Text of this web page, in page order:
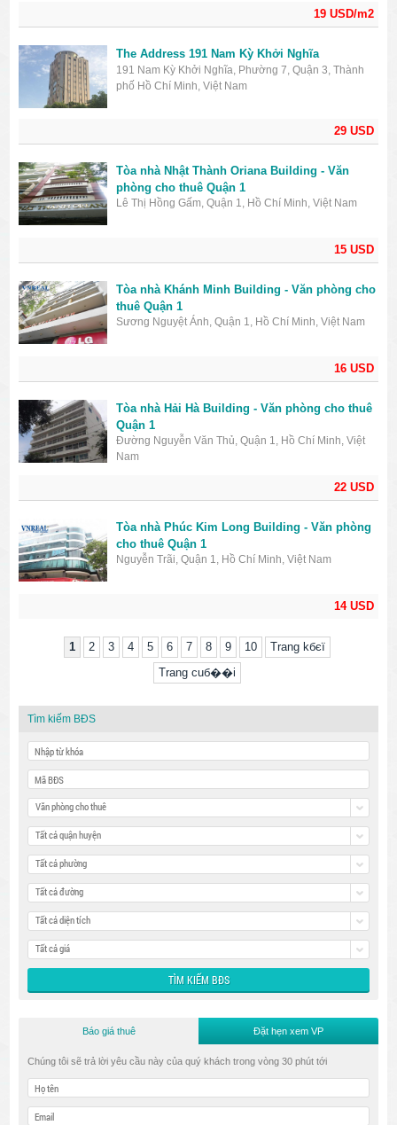
19 USD/m2
29 USD
The Address 191 Nam Kỳ Khởi Nghĩa
191 Nam Kỳ Khởi Nghĩa, Phường 7, Quận 3, Thành
phố Hồ Chí Minh, Việt Nam
15 USD
Tòa nhà Nhật Thành Oriana Building - Văn
phòng cho thuê Quận 1
Lê Thị Hồng Gấm, Quận 1, Hồ Chí Minh, Việt Nam
16 USD
Tòa nhà Khánh Minh Building - Văn phòng cho
thuê Quận 1
Sương Nguyệt Ánh, Quận 1, Hồ Chí Minh, Việt Nam
22 USD
Tòa nhà Hải Hà Building - Văn phòng cho thuê
Quận 1
Đường Nguyễn Văn Thủ, Quận 1, Hồ Chí Minh, Việt
Nam
14 USD
Tòa nhà Phúc Kim Long Building - Văn phòng
cho thuê Quận 1
Nguyễn Trãi, Quận 1, Hồ Chí Minh, Việt Nam
1 2 3 4 5 6 7 8 9 10
Trang kбєї
Trang cuб��i
Tìm kiếm BĐS
Văn phòng cho thuê
Tất cả quận huyện
Tất cả phường
Tất cả đường
Tất cả diện tích
Tất cả giá
Báo giá thuê Đặt hẹn xem VP
Chúng tôi sẽ trả lời yêu cầu này của quý khách trong vòng 30 phút tới